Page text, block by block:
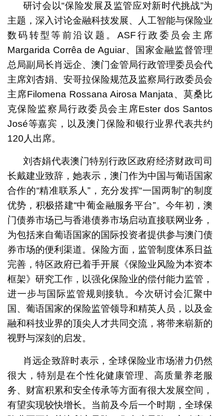
研讨会以“保险发展及监管应对新时代挑战”为
主题，深入讨论金融科技发展、人工智能与保险业
数码转型等前沿议题。ASF行政委员会主席
Margarida Corrêa de Aguiar、国家金融监督管理
总局副局长肖远企、澳门金管局行政管理委员会代
主席刘杏娟、安哥拉保险规范及监察局行政委员会
主席Filomena Rossana Airosa Manjata、莫桑比
克保险监察局行政委员会主席Ester dos Santos
José等嘉宾，以及澳门保险和银行业界代表共约
120人出席。
刘杏娟代表澳门特别行政区政府经济财政司司
长戴建业致辞，她表示，澳门作为中国与葡语国家
合作的“精准联系人”，充分发挥“一国两制”的制度
优势，积极搭建“中葡金融服务平台”。今年初，澳
门债券市场已与香港债券市场启动直接联网业务，
为包括来自葡语国家的国际投资者提供参与澳门债
券市场的便利渠道。保险方面，监管制度体系日益
完善，特区政府已着手开展《保险业风险为本资本
框架》研究工作，以强化保险业的偿付能力监管，
进一步与国际监管规则接轨。今次研讨会汇聚中
国、葡语国家的保险监管领导和精英人员，以及金
融和科技业界的顶尖人才共同交流，将带来崭新的
视野与深刻的启发。
肖远企致辞时表示，全球保险业市场潜力仍然
很大，特别是在个性化健康管理、高质量养老服
务、财富积累和安全传承等方面有很大发展空间，
有望实现较快增长。当前及今后一个时期，全球保